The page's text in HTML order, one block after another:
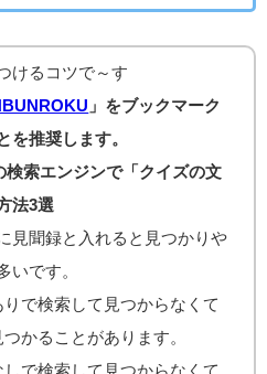
けるコツで～す
」をブックマーク
を推奨します。
検索エンジンで「クイズの文
法3選
見聞録と入れると見つかりや
いです。
りで検索して見つからなくて
かることがあります。
しで検索して見つからなくて